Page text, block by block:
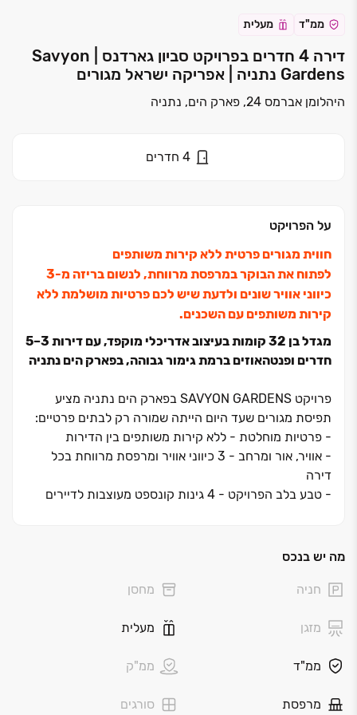
ממ"ד מעלית
דירה 4 חדרים בפרויקט סביון גארדנס | Savyon
Gardens נתניה | אפריקה ישראל מגורים
היהלומן אברמס 24, פארק הים, נתניה
4 חדרים
על הפרויקט
חווית מגורים פרטית ללא קירות משותפים
לפתוח את הבוקר במרפסת מרווחת, לנשום בריזה מ‏-3
כיווני אוויר שונים ולדעת שיש לכם פרטיות מושלמת ללא
קירות משותפים עם השכנים.
מגדל בן 32 קומות בעיצוב אדריכלי מוקפד, עם דירות 3–5
חדרים ופנטהאוזים ברמת גימור גבוהה, בפארק הים נתניה
פרויקט SAVYON GARDENS בפארק הים נתניה מציע
תפיסת מגורים שעד היום הייתה שמורה רק לבתים פרטיים:
- פרטיות מוחלטת - ללא קירות משותפים בין הדירות
-
אוויר, אור ומרחב - 3 כיווני אוויר ומרפסת מרווחת בכל
דירה
-
טבע בלב הפרויקט - 4 גינות קונספט מעוצבות לדיירים
סטנדרט חדש של יוקרה ואיכות בלב שכונת
המבוקשות ביותר בשרון, בזכות השילוב המושלם בין קרבה
מרכזיים כמו כביש ‏2. המגורים בפרויקט מציעים חוויה
מה יש בנכס
חניה מחסן
מזגן מעלית
ממ"ד ממ"ק
מרפסת סורגים